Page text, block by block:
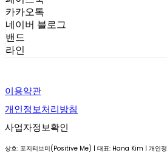
카카오톡
네이버 블로그
밴드
라인
이용약관
개인정보처리방침
사업자정보확인
상호: 포지티브미(Positive Me) | 대표: Hana Kim | 개인